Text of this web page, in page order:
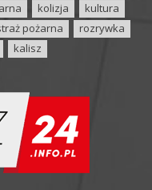
kolizja
kultura
pożarna
rozrywka
kalisz